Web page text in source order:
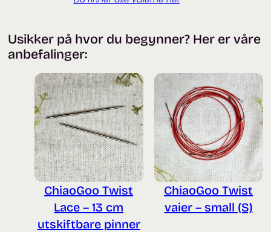
Usikker på hvor du begynner? Her er våre
anbefalinger:
ChiaoGoo Twist
Lace – 13 cm
utskiftbare pinner
ChiaoGoo Twist
vaier – small (S)